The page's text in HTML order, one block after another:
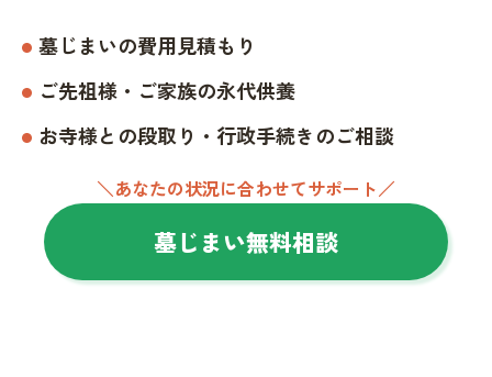
墓じまいの費用見積もり
ご先祖様・ご家族の永代供養
お寺様との段取り・行政手続きのご相談
＼あなたの状況に合わせてサポート／
墓じまい無料相談